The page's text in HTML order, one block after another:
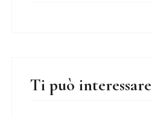
Ti può interessare